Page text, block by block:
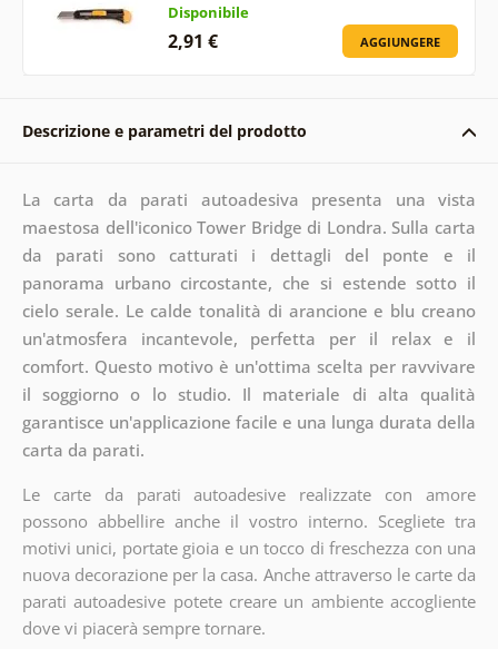
Disponibile
2,91 € AGGIUNGERE
Descrizione e parametri del prodotto
La carta da parati autoadesiva presenta una vista
maestosa dell'iconico Tower Bridge di Londra. Sulla carta
da parati sono catturati i dettagli del ponte e il
panorama urbano circostante, che si estende sotto il
cielo serale. Le calde tonalità di arancione e blu creano
un'atmosfera incantevole, perfetta per il relax e il
comfort. Questo motivo è un'ottima scelta per ravvivare
il soggiorno o lo studio. Il materiale di alta qualità
garantisce un'applicazione facile e una lunga durata della
carta da parati.
Le carte da parati autoadesive realizzate con amore
possono abbellire anche il vostro interno. Scegliete tra
motivi unici, portate gioia e un tocco di freschezza con una
nuova decorazione per la casa. Anche attraverso le carte da
parati autoadesive potete creare un ambiente accogliente
dove vi piacerà sempre tornare.